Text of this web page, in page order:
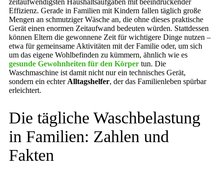
Effizienz. Gerade in Familien mit Kindern fallen täglich große
Mengen an schmutziger Wäsche an, die ohne dieses praktische
Gerät einen enormen Zeitaufwand bedeuten würden. Stattdessen
können Eltern die gewonnene Zeit für wichtigere Dinge nutzen –
etwa für gemeinsame Aktivitäten mit der Familie oder, um sich
um das eigene Wohlbefinden zu kümmern, ähnlich wie es
gesunde Gewohnheiten für den Körper tun. Die
Waschmaschine ist damit nicht nur ein technisches Gerät,
sondern ein echter Alltagshelfer, der das Familienleben spürbar
erleichtert.
Die tägliche Waschbelastung
in Familien: Zahlen und
Fakten